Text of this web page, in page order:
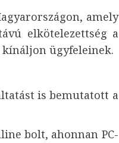
amely
elkötelezettség a
kínáljon ügyfeleinek.
is bemutatott a
bolt, ahonnan PC-